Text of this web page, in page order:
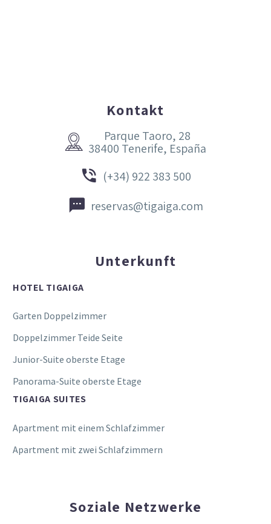
Kontakt


Parque Taoro, 28
38400 Tenerife, España

 (+34) 922 383 500

 reservas@tigaiga.com
Unterkunft
HOTEL TIGAIGA
Garten Doppelzimmer
Doppelzimmer Teide Seite
Junior-Suite oberste Etage
Panorama-Suite oberste Etage
TIGAIGA SUITES
Apartment mit einem Schlafzimmer
Apartment mit zwei Schlafzimmern
Soziale Netzwerke